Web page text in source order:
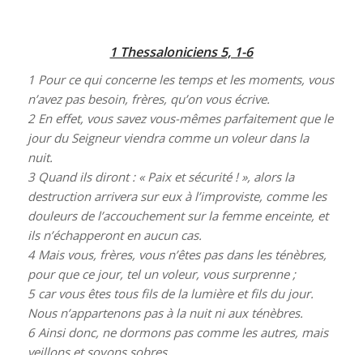
1 Thessaloniciens 5, 1-6
1 Pour ce qui concerne les temps et les moments, vous
n’avez pas besoin, frères, qu’on vous écrive.
2 En effet, vous savez vous-mêmes parfaitement que le
jour du Seigneur viendra comme un voleur dans la
nuit.
3 Quand ils diront : « Paix et sécurité ! », alors la
destruction arrivera sur eux à l’improviste, comme les
douleurs de l’accouchement sur la femme enceinte, et
ils n’échapperont en aucun cas.
4 Mais vous, frères, vous n’êtes pas dans les ténèbres,
pour que ce jour, tel un voleur, vous surprenne ;
5 car vous êtes tous fils de la lumière et fils du jour.
Nous n’appartenons pas à la nuit ni aux ténèbres.
6 Ainsi donc, ne dormons pas comme les autres, mais
veillons et soyons sobres.